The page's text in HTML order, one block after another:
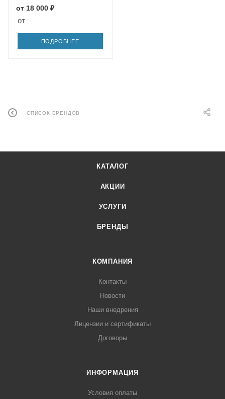
от 18 000 ₽
от
ПОДРОБНЕЕ
СПИСОК БРЕНДОВ
КАТАЛОГ
АКЦИИ
УСЛУГИ
БРЕНДЫ
КОМПАНИЯ
Контакты
Новости
Наши внедрения
Лицензии и сертификаты
Договоры
ИНФОРМАЦИЯ
Условия оплаты